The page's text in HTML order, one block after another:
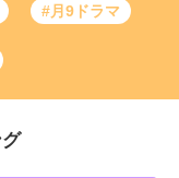
#月9ドラマ